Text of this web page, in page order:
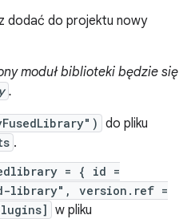
dodać do projektu nowy
moduł biblioteki będzie się
.
do pliku
.
= { id =
library", version.ref =
w pliku